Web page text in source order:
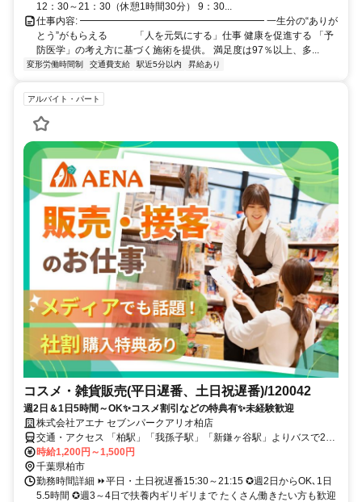
12：30～21：30（休憩1時間30分） 9：30...
仕事内容: ━━━━━━━━━━━━━━━━━━━ 一生分の“ありが
とう”がもらえる 「人を元気にする」仕事 健康を促進する 「予
防医学」の考え方に基づく施術を提供。 満足度は97％以上、多...
変形労働時間制 交通費支給 駅近5分以内 昇給あり
アルバイト・パート
コスメ・雑貨販売(平日遅番、土日祝遅番)/120042
週2日＆1日5時間～OK✨コスメ割引などの特典有✨未経験歓迎
株式会社アエナ セブンパークアリオ柏店
交通・アクセス 「柏駅」「我孫子駅」「新鎌ヶ谷駅」よりバスで25
分★車通勤OK（社内規定有）→駐車場のご用意と駐車場代はアエナ
が負担します！
時給1,200円～1,500円
千葉県柏市
勤務時間詳細 ⏩平日・土日祝遅番15:30～21:15 ✪週2日からOK､1日
5.5時間 ✪週3～4日で扶養内ギリギリまで たくさん働きたい方も歓迎